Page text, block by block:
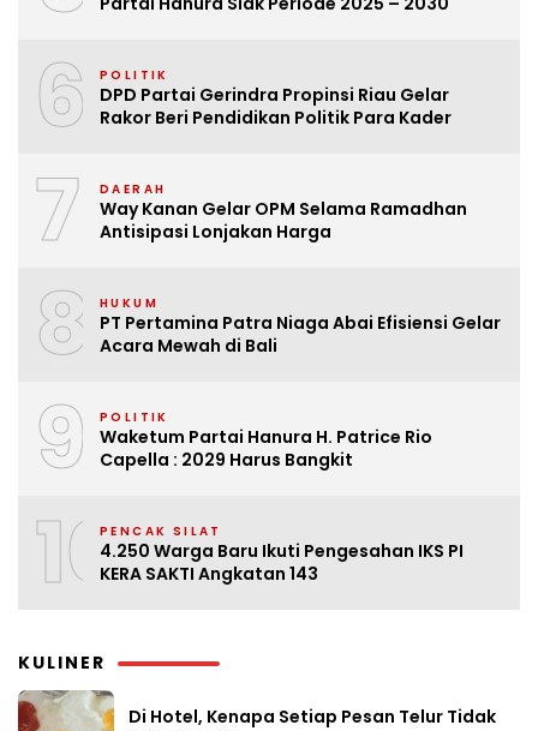
6 POLITIK
DPD Partai Gerindra Propinsi Riau Gelar
Rakor Beri Pendidikan Politik Para Kader
7 DAERAH
Way Kanan Gelar OPM Selama Ramadhan
Antisipasi Lonjakan Harga
8 HUKUM
PT Pertamina Patra Niaga Abai Efisiensi Gelar
Acara Mewah di Bali
9 POLITIK
Waketum Partai Hanura H. Patrice Rio
Capella : 2029 Harus Bangkit
10PENCAK SILAT
4.250 Warga Baru Ikuti Pengesahan IKS PI
KERA SAKTI Angkatan 143
KULINER
Di Hotel, Kenapa Setiap Pesan Telur Tidak